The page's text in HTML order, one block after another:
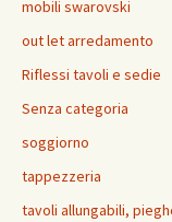
mobili swarovski
out let arredamento
Riflessi tavoli e sedie
Senza categoria
soggiorno
tappezzeria
tavoli allungabili,